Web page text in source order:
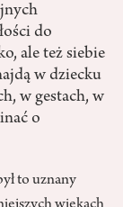
do
ale też siebie
w dziecku
w gestach, w
o
to uznany